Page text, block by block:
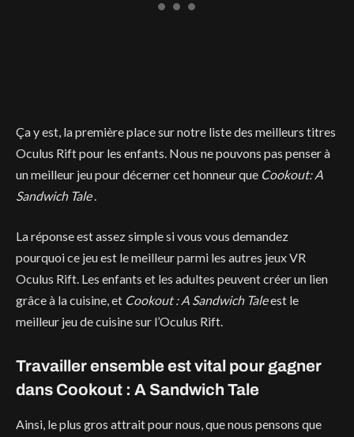
Ça y est, la première place sur notre liste des meilleurs titres
Oculus Rift pour les enfants. Nous ne pouvons pas penser à
un meilleur jeu pour décerner cet honneur que Cookout: A
Sandwich Tale.
La réponse est assez simple si vous vous demandez
pourquoi ce jeu est le meilleur parmi les autres jeux VR
Oculus Rift. Les enfants et les adultes peuvent créer un lien
grâce à la cuisine, et Cookout : A Sandwich Taleest le
meilleur jeu de cuisine sur l’Oculus Rift.
Travailler ensemble est vital pour gagner
dans Cookout : A Sandwich Tale
Ainsi, le plus gros attrait pour nous, que nous pensons que